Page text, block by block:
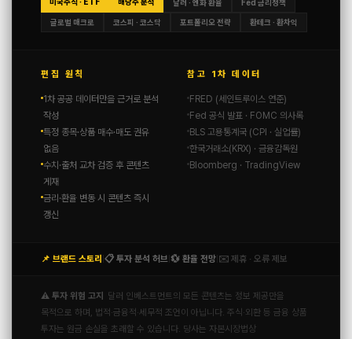
달러 · 엔화 환율 Fed 금리정책
글로벌 매크로 코스피 · 코스닥 포트폴리오 전략 환테크 · 환차익
편집 원칙
1차 공공 데이터만을 근거로 분석
작성
특정 종목·상품 매수·매도 권유
없음
수치·출처 교차 검증 후 콘텐츠
게재
금리·환율 변동 시 콘텐츠 즉시
갱신
참고 1차 데이터
FRED (세인트루이스 연준)
Fed 공식 발표 · FOMC 의사록
BLS 고용통계국 (CPI · 실업률)
한국거래소(KRX) · 금융감독원
Bloomberg · TradingView
📌 브랜드 스토리 📋 투자 분석 허브 💱 환율 전망 ✉️ 제휴 · 오류 제보
⚠️ 투자 위험 고지
달러 인베스트먼트의 모든 콘텐츠는 정보 제공만을
목적으로 하며, 법적·금융적·세무적 조언이 아닙니다. 주식·외환 등 금융 상품
투자는 원금 손실을 초래할 수 있습니다. 당사는 자본시장법상